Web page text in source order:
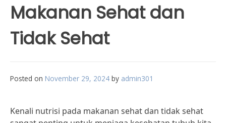
Makanan Sehat dan
Tidak Sehat
Posted on November 29, 2024 by admin301
Kenali nutrisi pada makanan sehat dan tidak sehat